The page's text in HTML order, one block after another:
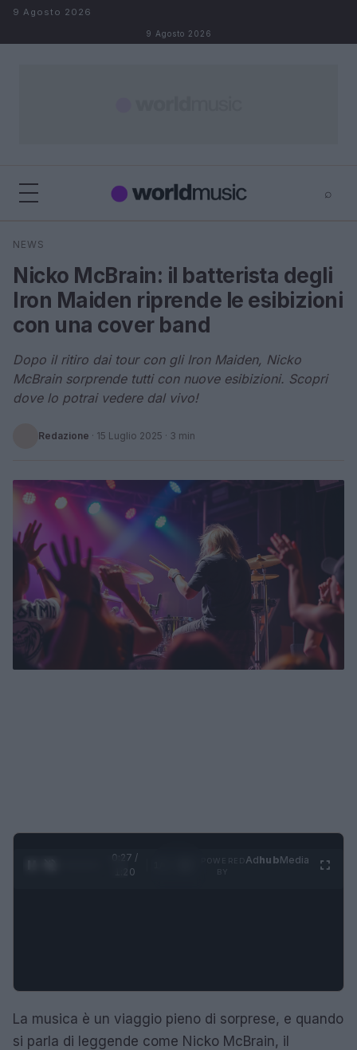
Salta al contenuto
9 Agosto 2026
9 Agosto 2026
⌕
Cerca
NEWS
Nicko McBrain: il batterista degli
Iron Maiden riprende le esibizioni
con una cover band
Dopo il ritiro dai tour con gli Iron Maiden, Nicko
McBrain sorprende tutti con nuove esibizioni. Scopri
dove lo potrai vedere dal vivo!
Redazione · 15 Luglio 2025 · 3 min
0:28 /
1:20
AdhubMedia
La musica è un viaggio pieno di sorprese, e quando
si parla di leggende come Nicko McBrain, il